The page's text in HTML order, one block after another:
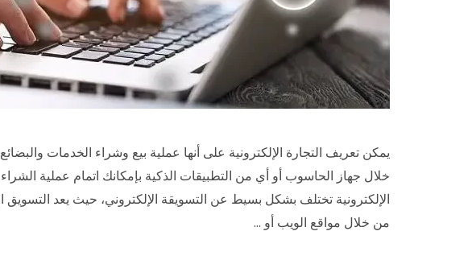
يمكن تعريف التجارة الإلكترونية على أنها عملية بيع وشراء الخدمات
خلال جهاز الحاسوب أو أي من التطبيقات الذكية بإمكانك اتمام عملية
الإلكترونية تختلف بشكل بسيط عن التسويقة الإلكتروني، حيث يعد التسويق
من خلال مواقع الويب أو …